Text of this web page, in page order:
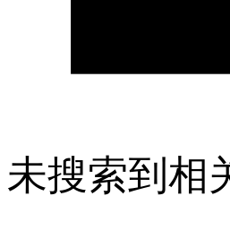
未搜索到相